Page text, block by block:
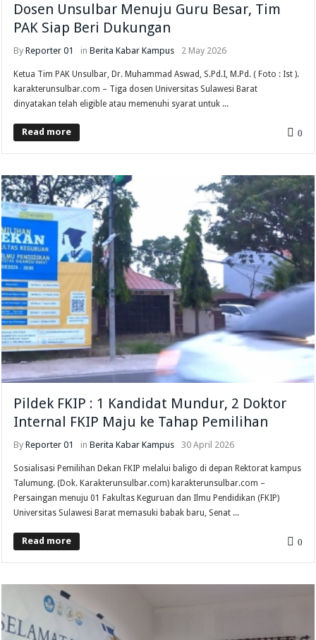
Dosen Unsulbar Menuju Guru Besar, Tim
PAK Siap Beri Dukungan
ByReporter 01 inBerita Kabar Kampus 2 May 2026
Ketua Tim PAK Unsulbar, Dr. Muhammad Aswad, S.Pd.I, M.Pd. ( Foto : Ist ).
karakterunsulbar.com – Tiga dosen Universitas Sulawesi Barat
dinyatakan telah eligible atau memenuhi syarat untuk ...
Read more 0
Pildek FKIP : 1 Kandidat Mundur, 2 Doktor
Internal FKIP Maju ke Tahap Pemilihan
ByReporter 01 inBerita Kabar Kampus 30 April 2026
Sosialisasi Pemilihan Dekan FKIP melalui baligo di depan Rektorat kampus
Talumung. (Dok. Karakterunsulbar.com) karakterunsulbar.com –
Persaingan menuju 01 Fakultas Keguruan dan Ilmu Pendidikan (FKIP)
Universitas Sulawesi Barat memasuki babak baru, Senat ...
Read more 0